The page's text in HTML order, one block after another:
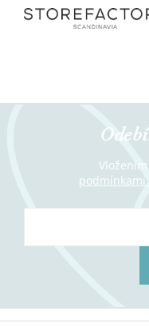
podmínkami